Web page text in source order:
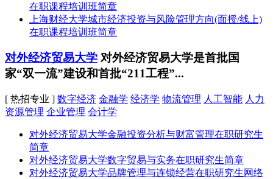
在职课程培训班简章
上海财经大学城市经济投资与风险管理方向(面授/线上)
在职课程培训班简章
对外经济贸易大学 对外经济贸易大学是首批国
家“双一流”建设和首批“211工程”...
[ 热招专业 ] 数字经济 金融学 经济学 物流管理 人工智能 人力
资源管理 企业管理 会计学
对外经济贸易大学金融投资分析与财富管理在职研究生
简章
对外经济贸易大学数字贸易与实务在职研究生简章
对外经济贸易大学品牌管理与连锁经营在职研究生网络